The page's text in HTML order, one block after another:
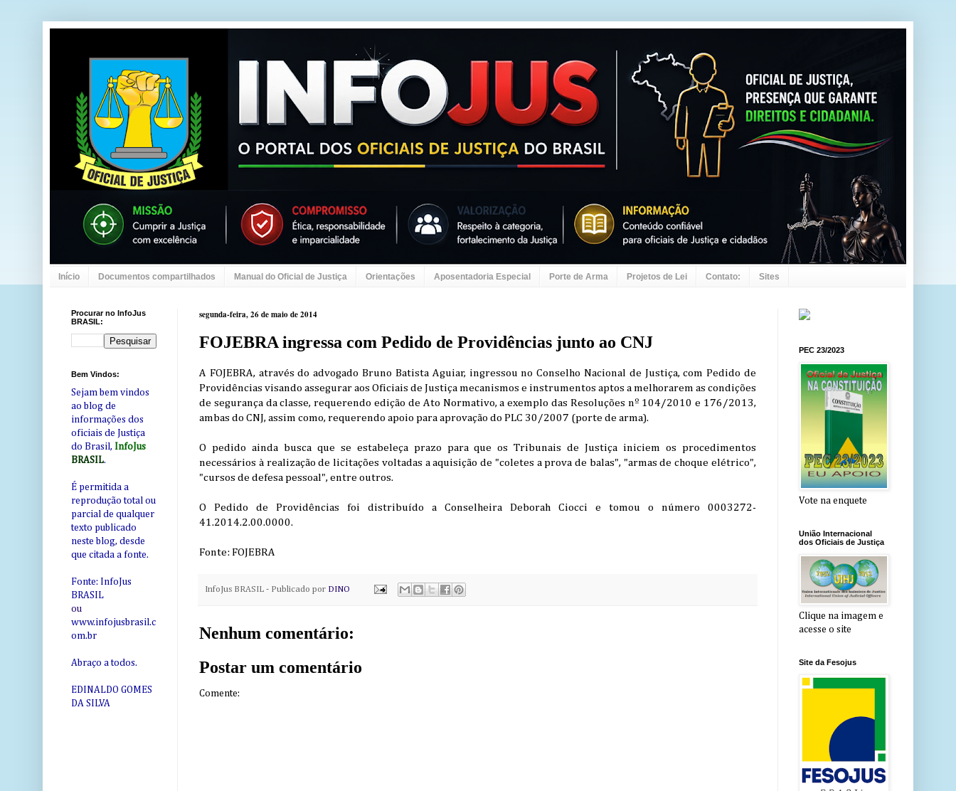
Início Documentos compartilhados Manual do Oficial de Justiça Orientações Aposentadoria Especial Porte de Arma Projetos de Lei Contato: Sites
segunda-feira, 26 de maio de 2014
FOJEBRA ingressa com Pedido de Providências junto ao CNJ
A FOJEBRA, através do advogado Bruno Batista Aguiar, ingressou no Conselho Nacional de Justiça, com Pedido de
Providências visando assegurar aos Oficiais de Justiça mecanismos e instrumentos aptos a melhorarem as condições
de segurança da classe, requerendo edição de Ato Normativo, a exemplo das Resoluções nº 104/2010 e 176/2013,
ambas do CNJ, assim como, requerendo apoio para aprovação do PLC 30/2007 (porte de arma).
O pedido ainda busca que se estabeleça prazo para que os Tribunais de Justiça iniciem os procedimentos
necessários à realização de licitações voltadas a aquisição de "coletes a prova de balas", "armas de choque elétrico",
"cursos de defesa pessoal", entre outros.
O Pedido de Providências foi distribuído a Conselheira Deborah Ciocci e tomou o número 0003272-
41.2014.2.00.0000.
Fonte: FOJEBRA
InfoJus BRASIL - Publicado por DINO
Nenhum comentário:
Postar um comentário
Comente:
Procurar no InfoJus
BRASIL:
Bem Vindos:
Sejam bem vindos
ao blog de
informações dos
oficiais de Justiça
do Brasil, InfoJus
BRASIL.
É permitida a
reprodução total ou
parcial de qualquer
texto publicado
neste blog, desde
que citada a fonte.
Fonte: InfoJus
BRASIL
ou
www.infojusbrasil.c
om.br
Abraço a todos.
EDINALDO GOMES
DA SILVA
PEC 23/2023
Vote na enquete
União Internacional
dos Oficiais de Justiça
Clique na imagem e
acesse o site
Site da Fesojus